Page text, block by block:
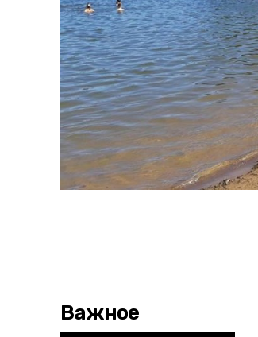
Важное